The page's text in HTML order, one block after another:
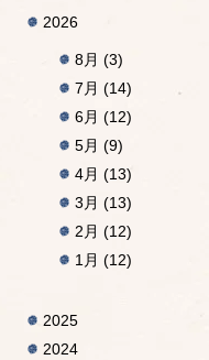
2026
8月 (3)
7月 (14)
6月 (12)
5月 (9)
4月 (13)
3月 (13)
2月 (12)
1月 (12)
2025
2024